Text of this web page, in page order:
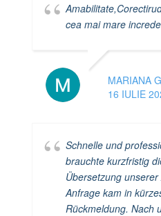
cea mai mare
MARIANA
16 IULIE
Schnelle und
brauchte kurzfristig
Übersetzung
Anfrage kam in
Rückmeldung. Nach